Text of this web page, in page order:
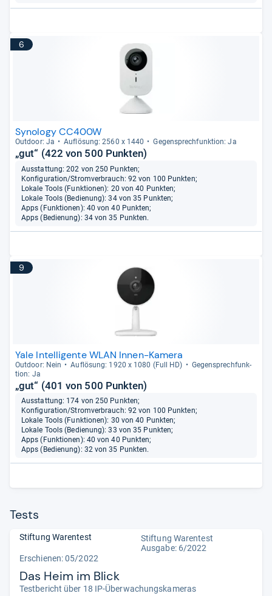
6
Synology CC400W
Out­door: Ja Auf­lö­sung: 2560 x 1440 Gegen­sprech­funk­tion: Ja
„gut“ (422 von 500 Punkten)
Ausstattung: 202 von 250 Punkten;
Konfiguration/Stromverbrauch: 92 von 100 Punkten;
Lokale Tools (Funktionen): 20 von 40 Punkten;
Lokale Tools (Bedienung): 34 von 35 Punkten;
Apps (Funktionen): 40 von 40 Punkten;
Apps (Bedienung): 34 von 35 Punkten.
9
Yale Intelligente WLAN Innen-Kamera
Out­door: Nein Auf­lö­sung: 1920 x 1080 (Full HD)
Gegen­sprech­funk­
tion: Ja
„gut“ (401 von 500 Punkten)
Ausstattung: 174 von 250 Punkten;
Konfiguration/Stromverbrauch: 92 von 100 Punkten;
Lokale Tools (Funktionen): 30 von 40 Punkten;
Lokale Tools (Bedienung): 33 von 35 Punkten;
Apps (Funktionen): 40 von 40 Punkten;
Apps (Bedienung): 32 von 35 Punkten.
Tests
Stiftung Warentest
Stiftung Warentest
Ausgabe: 6/2022
Erschienen: 05/2022
Das Heim im Blick
Testbericht über 18 IP-Überwachungskameras